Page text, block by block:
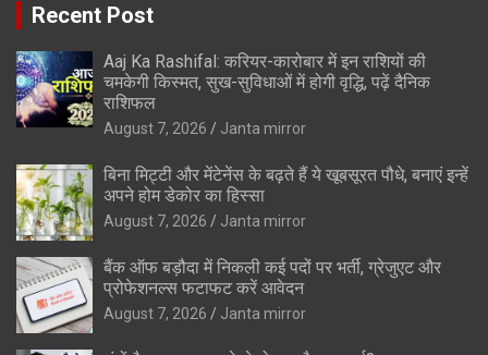
Recent Post
Aaj Ka Rashifal: करियर-कारोबार में इन राशियों की
चमकेगी किस्मत, सुख-सुविधाओं में होगी वृद्धि, पढ़ें दैनिक
राशिफल
August 7, 2026 Janta mirror
बिना मिट्टी और मेंटेनेंस के बढ़ते हैं ये खूबसूरत पौधे, बनाएं इन्‍हें
अपने होम डेकोर का हिस्‍सा
August 7, 2026 Janta mirror
बैंक ऑफ बड़ौदा में निकली कई पदों पर भर्ती, ग्रेजुएट और
प्रोफेशनल्स फटाफट करें आवेदन
August 7, 2026 Janta mirror